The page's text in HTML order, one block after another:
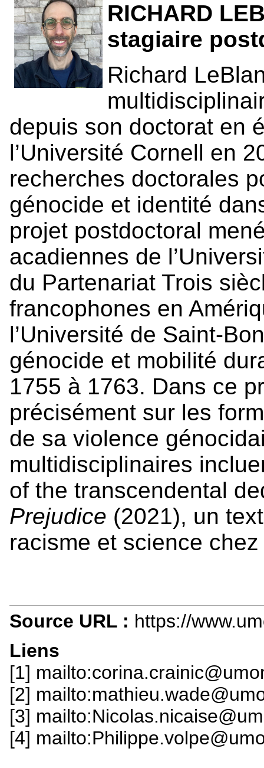
RICHARD
stagiaire
Richard
depuis son doctorat en
l’Université Cornell en
recherches doctorales
génocide et identité
projet postdoctoral
acadiennes de
du Partenariat Trois
francophones en
l’Université de Saint-
génocide et mobilité
1755 à 1763. Dans ce
précisément sur les
de sa violence
multidisciplinaires
of the transcendental
Prejudice (2021), un
racisme et science
Source URL : https://
Liens
[1]
[2]
[3]
[4]